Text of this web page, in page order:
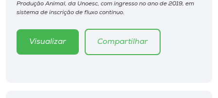
Unoesc
Produção Animal, da Unoesc, com ingresso no ano de 2019, em
sistema de inscrição de fluxo contínuo.
Visualizar Compartilhar